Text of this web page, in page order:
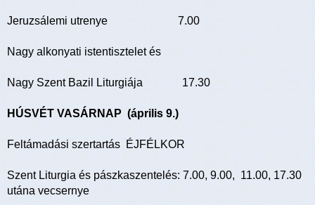
Jeruzsálemi utrenye 7.00
Nagy alkonyati istentisztelet és
Nagy Szent Bazil Liturgiája 17.30
HÚSVÉT VASÁRNAP (április 9.)
Feltámadási szertartás ÉJFÉLKOR
Szent Liturgia és pászkaszentelés: 7.00, 9.00, 11.00, 17.30
utána vecsernye